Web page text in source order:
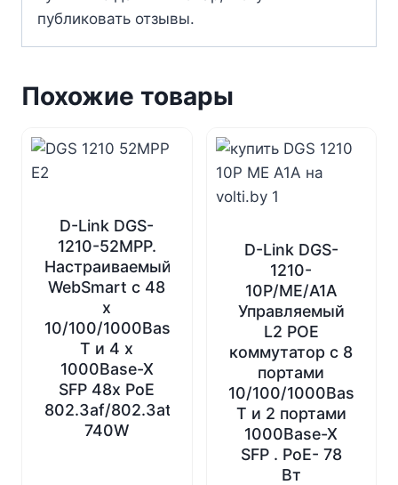
публиковать отзывы.
Похожие товары
D-Link DGS-
1210-52MPP.
Настраиваемый
WebSmart с 48
x
10/100/1000Base-
T и 4 x
1000Base-X
SFP 48x PoE
802.3af/802.3at
740W
D-Link DGS-
1210-
10P/ME/A1A
Управляемый
L2 POE
коммутатор с 8
портами
10/100/1000Base-
T и 2 портами
1000Base-X
SFP . PoE- 78
Вт